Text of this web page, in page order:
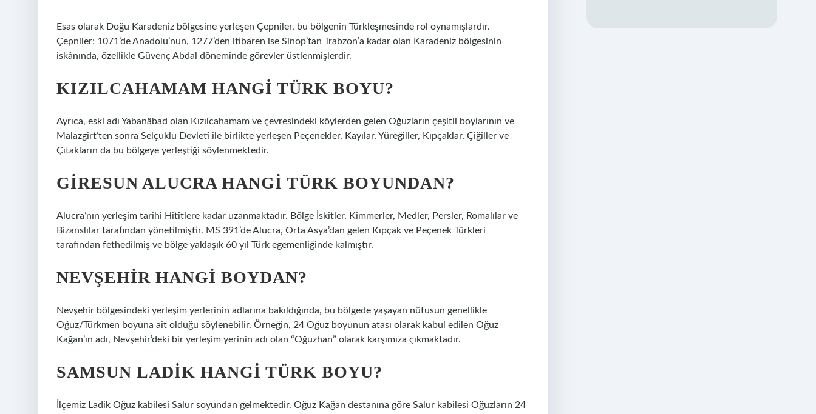
Esas olarak Doğu Karadeniz bölgesine yerleşen Çepniler, bu bölgenin Türkleşmesinde rol oynamışlardır.
Çepniler; 1071’de Anadolu’nun, 1277’den itibaren ise Sinop’tan Trabzon’a kadar olan Karadeniz bölgesinin
iskânında, özellikle Güvenç Abdal döneminde görevler üstlenmişlerdir.
KIZILCAHAMAM HANGI TÜRK BOYU?
Ayrıca, eski adı Yabanâbad olan Kızılcahamam ve çevresindeki köylerden gelen Oğuzların çeşitli boylarının ve
Malazgirt’ten sonra Selçuklu Devleti ile birlikte yerleşen Peçenekler, Kayılar, Yüreğiller, Kıpçaklar, Çiğiller ve
Çıtakların da bu bölgeye yerleştiği söylenmektedir.
GIRESUN ALUCRA HANGI TÜRK BOYUNDAN?
Alucra’nın yerleşim tarihi Hititlere kadar uzanmaktadır. Bölge İskitler, Kimmerler, Medler, Persler, Romalılar ve
Bizanslılar tarafından yönetilmiştir. MS 391’de Alucra, Orta Asya’dan gelen Kıpçak ve Peçenek Türkleri
tarafından fethedilmiş ve bölge yaklaşık 60 yıl Türk egemenliğinde kalmıştır.
NEVŞEHIR HANGI BOYDAN?
Nevşehir bölgesindeki yerleşim yerlerinin adlarına bakıldığında, bu bölgede yaşayan nüfusun genellikle
Oğuz/Türkmen boyuna ait olduğu söylenebilir. Örneğin, 24 Oğuz boyunun atası olarak kabul edilen Oğuz
Kağan’ın adı, Nevşehir’deki bir yerleşim yerinin adı olan “Oğuzhan” olarak karşımıza çıkmaktadır.
SAMSUN LADIK HANGI TÜRK BOYU?
İlçemiz Ladik Oğuz kabilesi Salur soyundan gelmektedir. Oğuz Kağan destanına göre Salur kabilesi Oğuzların 24